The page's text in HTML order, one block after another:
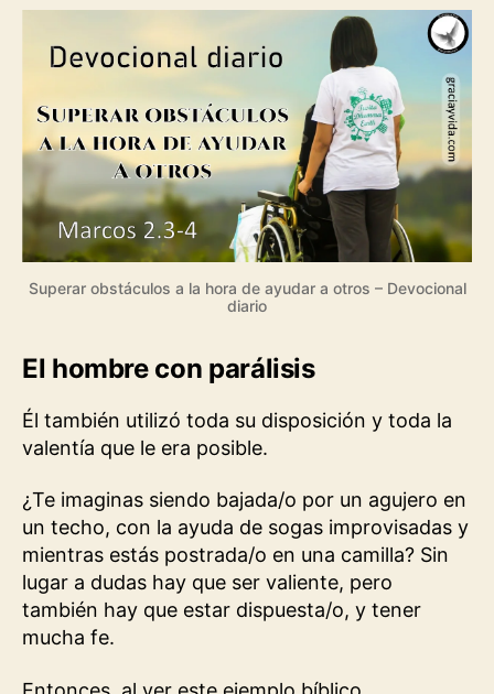
Superar obstáculos a la hora de ayudar a otros – Devocional
diario
El hombre con parálisis
Él también utilizó toda su disposición y toda la
valentía que le era posible.
¿Te imaginas siendo bajada/o por un agujero en
un techo, con la ayuda de sogas improvisadas y
mientras estás postrada/o en una camilla? Sin
lugar a dudas hay que ser valiente, pero
también hay que estar dispuesta/o, y tener
mucha fe.